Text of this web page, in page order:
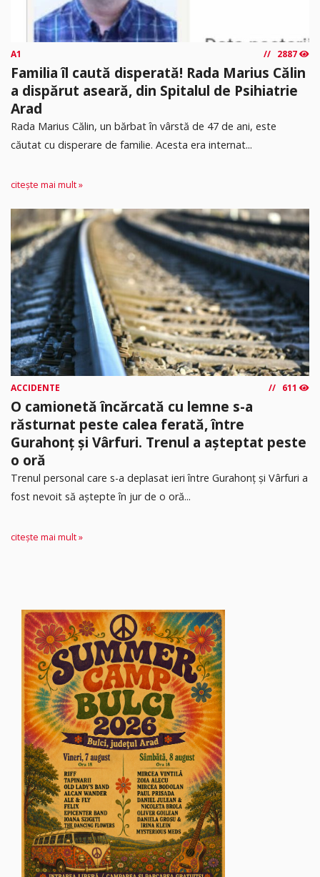
A1 2887
Familia îl caută disperată! Rada Marius Călin
a dispărut aseară, din Spitalul de Psihiatrie
Arad
Rada Marius Călin, un bărbat în vârstă de 47 de ani, este
căutat cu disperare de familie. Acesta era internat...
citește mai mult »
ACCIDENTE 611
O camionetă încărcată cu lemne s-a
răsturnat peste calea ferată, între
Gurahonț și Vârfuri. Trenul a așteptat peste
o oră
Trenul personal care s-a deplasat ieri între Gurahonț și Vârfuri a
fost nevoit să aștepte în jur de o oră...
citește mai mult »